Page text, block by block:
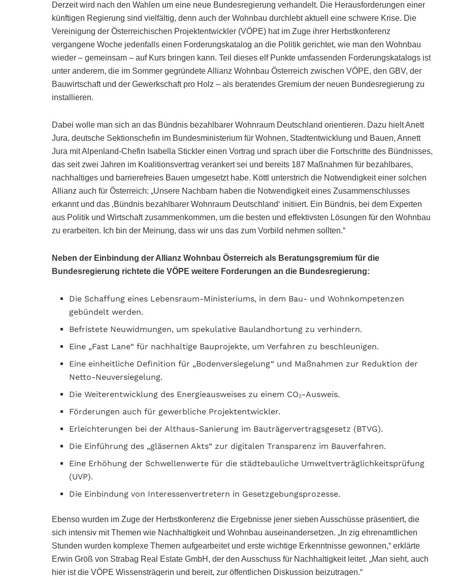
Derzeit wird nach den Wahlen um eine neue Bundesregierung verhandelt. Die Herausforderungen einer
künftigen Regierung sind vielfältig, denn auch der Wohnbau durchlebt aktuell eine schwere Krise. Die
Vereinigung der Österreichischen Projektentwickler (VÖPE) hat im Zuge ihrer Herbstkonferenz
vergangene Woche jedenfalls einen Forderungskatalog an die Politik gerichtet, wie man den Wohnbau
wieder – gemeinsam – auf Kurs bringen kann. Teil dieses elf Punkte umfassenden Forderungskatalogs ist
unter anderem, die im Sommer gegründete Allianz Wohnbau Österreich zwischen VÖPE, den GBV, der
Bauwirtschaft und der Gewerkschaft pro Holz – als beratendes Gremium der neuen Bundesregierung zu
installieren.
Dabei wolle man sich an das Bündnis bezahlbarer Wohnraum Deutschland orientieren. Dazu hielt Anett
Jura, deutsche Sektionschefin im Bundesministerium für Wohnen, Stadtentwicklung und Bauen, Annett
Jura mit Alpenland-Chefin Isabella Stickler einen Vortrag und sprach über die Fortschritte des Bündnisses,
das seit zwei Jahren im Koalitionsvertrag verankert sei und bereits 187 Maßnahmen für bezahlbares,
nachhaltiges und barrierefreies Bauen umgesetzt habe. Köttl unterstrich die Notwendigkeit einer solchen
Allianz auch für Österreich: „Unsere Nachbarn haben die Notwendigkeit eines Zusammenschlusses
erkannt und das ‚Bündnis bezahlbarer Wohnraum Deutschland‘ initiiert. Ein Bündnis, bei dem Experten
aus Politik und Wirtschaft zusammenkommen, um die besten und effektivsten Lösungen für den Wohnbau
zu erarbeiten. Ich bin der Meinung, dass wir uns das zum Vorbild nehmen sollten.“
Neben der Einbindung der Allianz Wohnbau Österreich als Beratungsgremium für die
Bundesregierung richtete die VÖPE weitere Forderungen an die Bundesregierung:
Die Schaffung eines Lebensraum-Ministeriums, in dem Bau- und Wohnkompetenzen
gebündelt werden.
Befristete Neuwidmungen, um spekulative Baulandhortung zu verhindern.
Eine „Fast Lane“ für nachhaltige Bauprojekte, um Verfahren zu beschleunigen.
Eine einheitliche Definition für „Bodenversiegelung“ und Maßnahmen zur Reduktion der
Netto-Neuversiegelung.
Die Weiterentwicklung des Energieausweises zu einem CO₂-Ausweis.
Förderungen auch für gewerbliche Projektentwickler.
Erleichterungen bei der Althaus-Sanierung im Bauträgervertragsgesetz (BTVG).
Die Einführung des „gläsernen Akts“ zur digitalen Transparenz im Bauverfahren.
Eine Erhöhung der Schwellenwerte für die städtebauliche Umweltverträglichkeitsprüfung
(UVP).
Die Einbindung von Interessenvertretern in Gesetzgebungsprozesse.
Ebenso wurden im Zuge der Herbstkonferenz die Ergebnisse jener sieben Ausschüsse präsentiert, die
sich intensiv mit Themen wie Nachhaltigkeit und Wohnbau auseinandersetzen. „In zig ehrenamtlichen
Stunden wurden komplexe Themen aufgearbeitet und erste wichtige Erkenntnisse gewonnen,“ erklärte
Erwin Größ von Strabag Real Estate GmbH, der den Ausschuss für Nachhaltigkeit leitet. „Man sieht, auch
hier ist die VÖPE Wissensträgerin und bereit, zur öffentlichen Diskussion beizutragen.“